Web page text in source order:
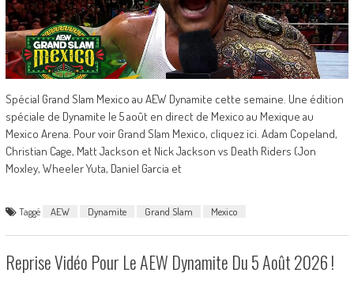
Spécial Grand Slam Mexico au AEW Dynamite cette semaine. Une édition
spéciale de Dynamite le 5 août en direct de Mexico au Mexique au
Mexico Arena. Pour voir Grand Slam Mexico, cliquez ici. Adam Copeland,
Christian Cage, Matt Jackson et Nick Jackson vs Death Riders (Jon
Moxley, Wheeler Yuta, Daniel Garcia et
Taggé AEW Dynamite Grand Slam Mexico
Reprise Vidéo Pour Le AEW Dynamite Du 5 Août 2026 !